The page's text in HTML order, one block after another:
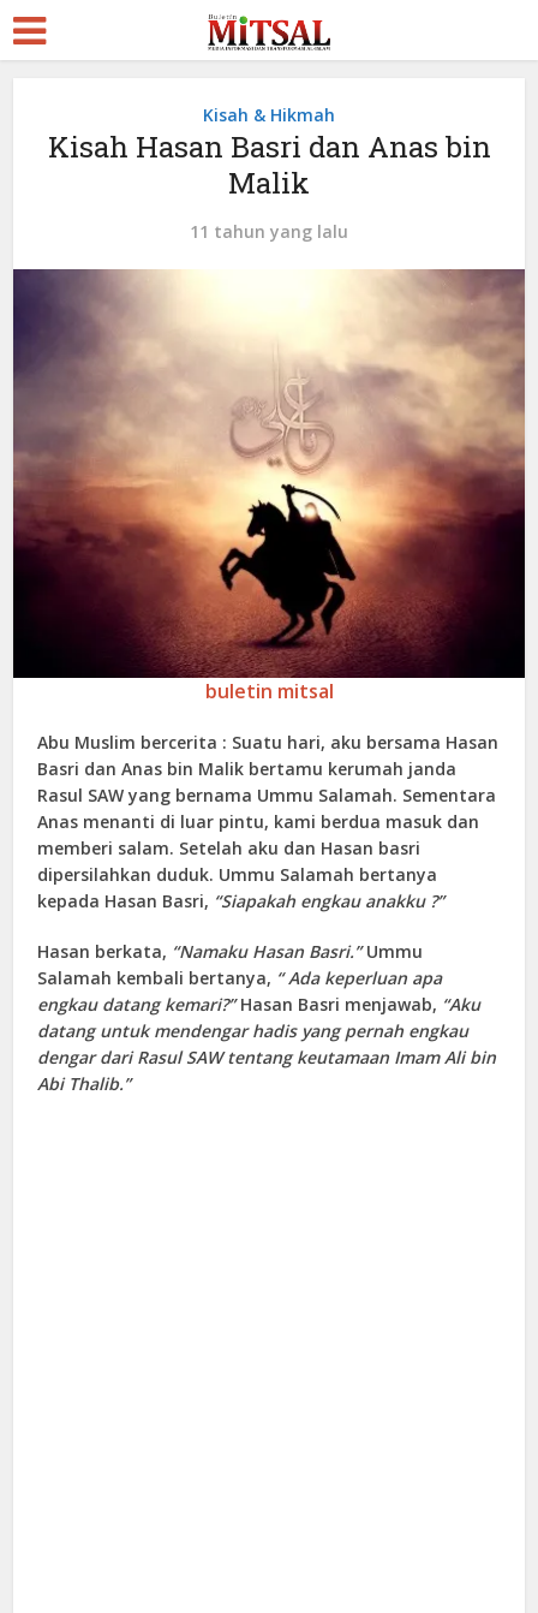
Kisah & Hikmah
Kisah Hasan Basri dan Anas bin
Malik
11 tahun yang lalu
buletin mitsal
Abu Muslim bercerita : Suatu hari, aku bersama Hasan
Basri dan Anas bin Malik bertamu kerumah janda
Rasul SAW yang bernama Ummu Salamah. Sementara
Anas menanti di luar pintu, kami berdua masuk dan
memberi salam. Setelah aku dan Hasan basri
dipersilahkan duduk. Ummu Salamah bertanya
kepada Hasan Basri, “Siapakah engkau anakku ?”
Hasan berkata, “Namaku Hasan Basri.”Ummu
Salamah kembali bertanya, “ Ada keperluan apa
engkau datang kemari?”Hasan Basri menjawab, “Aku
datang untuk mendengar hadis yang pernah engkau
dengar dari Rasul SAW tentang keutamaan Imam Ali bin
Abi Thalib.”